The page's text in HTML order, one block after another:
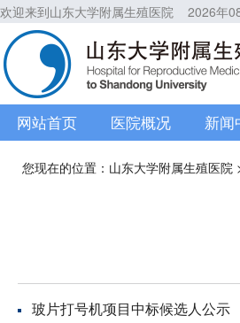
欢迎来到山东大学附属生殖医院 2026年
网站首页 医院概况 新闻
您现在的位置： 山东大学附属生殖医院
玻片打号机项目中标候选人公示